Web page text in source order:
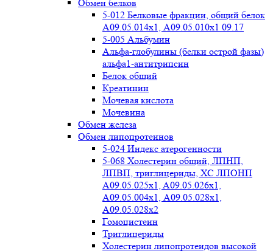
Обмен белков
5-012 Белковые фракции, общий белок
А09.05.014х1, А09.05.010х1 09.17
5-005 Альбумин
Альфа-глобулины (белки острой фазы)
альфа1-антитрипсин
Белок общий
Креатинин
Мочевая кислота
Мочевина
Обмен железа
Обмен липопротеинов
5-024 Индекс атерогенности
5-068 Холестерин общий, ЛПНП,
ЛПВП, триглицериды, ХС ЛПОНП
А09.05.025x1, A09.05.026х1,
А09.05.004х1, А09.05.028х1,
А09.05.028х2
Гомоцистеин
Триглицериды
Холестерин липопротеидов высокой